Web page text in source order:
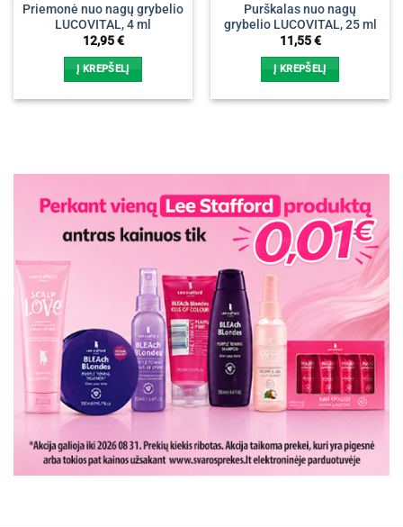
Priemonė nuo nagų grybelio
LUCOVITAL, 4 ml
12,95€
Į KREPŠELĮ
Purškalas nuo nagų
grybelio LUCOVITAL, 25 ml
11,55€
Į KREPŠELĮ